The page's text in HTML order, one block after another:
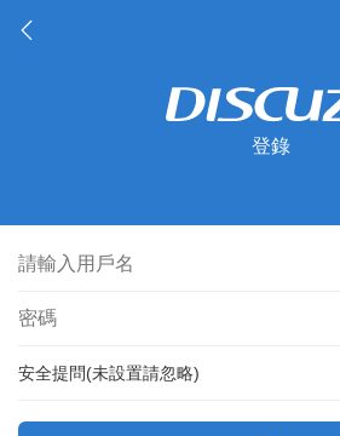
登錄
安全提問(未設置請忽略)